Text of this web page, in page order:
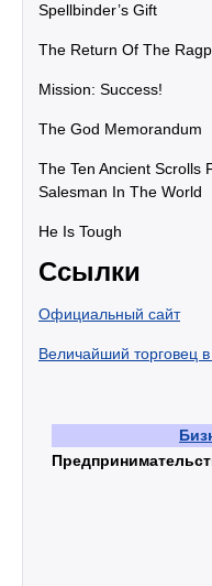
Spellbinder’s Gift
The Return Of The
Mission: Success!
The God Memorandum
The Ten Ancient Scrolls
Salesman In The World
He Is Tough
Ссылки
Официальный сайт
Величайший торговец